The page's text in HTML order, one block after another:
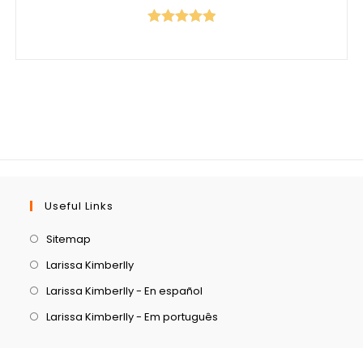
Useful Links
Sitemap
Larissa Kimberlly
Larissa Kimberlly - En español
Larissa Kimberlly - Em português